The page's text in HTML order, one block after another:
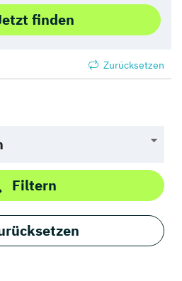
finden
Zurücksetzen
Filtern